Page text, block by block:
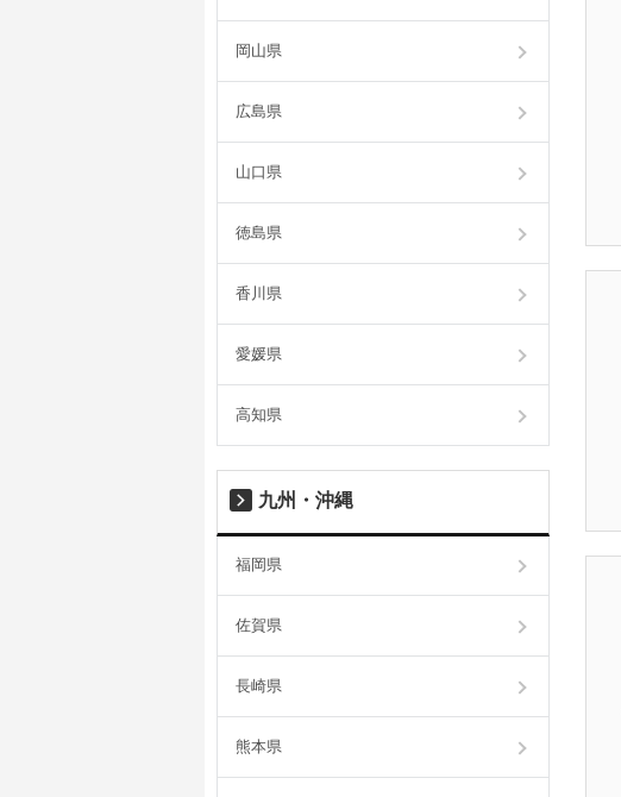
岡山県
広島県
山口県
徳島県
香川県
愛媛県
高知県
九州・沖縄
福岡県
佐賀県
長崎県
熊本県